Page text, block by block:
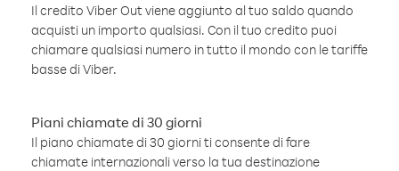
Il credito Viber Out viene aggiunto al tuo saldo quando
acquisti un importo qualsiasi. Con il tuo credito puoi
chiamare qualsiasi numero in tutto il mondo con le tariffe
basse di Viber.
Piani chiamate di 30 giorni
Il piano chiamate di 30 giorni ti consente di fare
chiamate internazionali verso la tua destinazione